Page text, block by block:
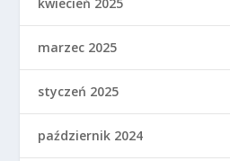
marzec 2025
styczeń 2025
październik 2024